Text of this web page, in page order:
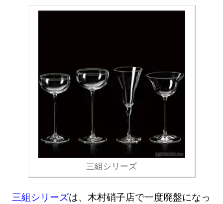
三組シリーズ
三組シリーズは、木村硝子店で一度廃盤になっ